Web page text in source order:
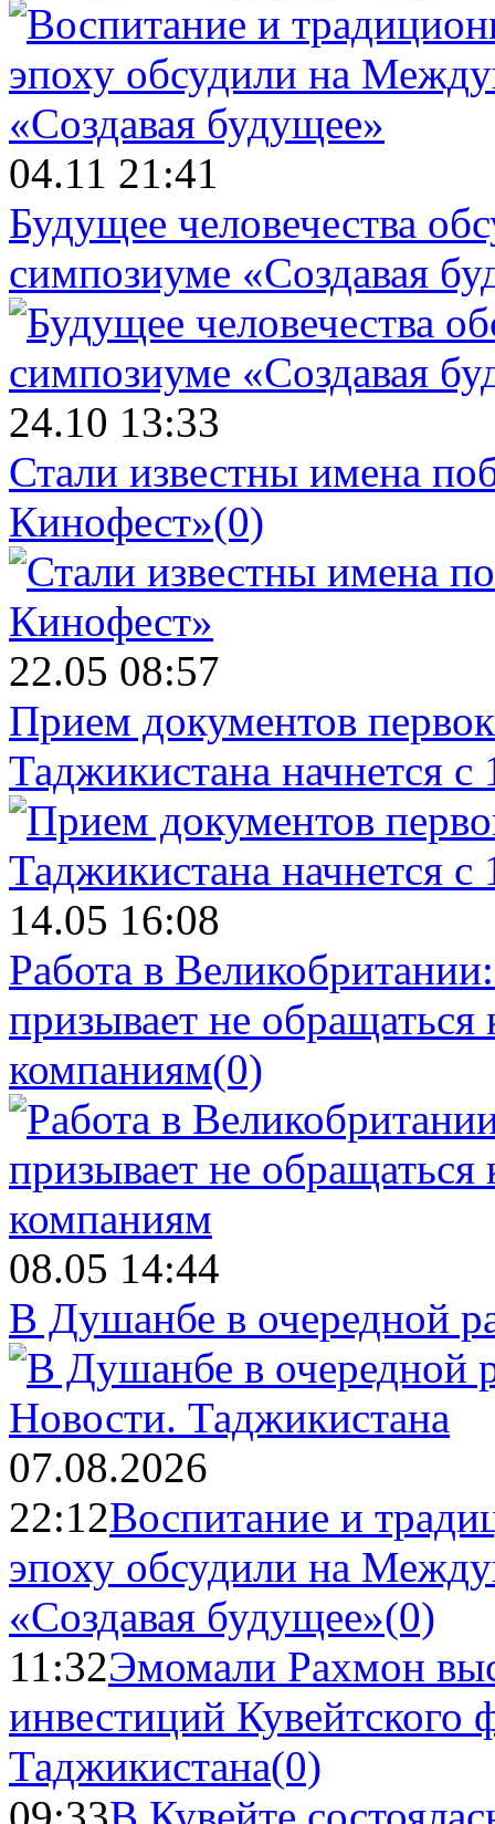
04.11 21:41
Будущее человечества
симпозиуме «Создавая
24.10 13:33
Стали известны имена
Кинофест»(0)
22.05 08:57
Прием документов
Таджикистана начнется с
14.05 16:08
Работа в
призывает не
компаниям(0)
08.05 14:44
В Душанбе в очередной
Новости. Таджикистана
07.08.2026
22:12Воспитание и
эпоху обсудили на
«Создавая будущее»(0)
11:32Эмомали Рахмон
инвестиций Кувейтского
Таджикистана(0)